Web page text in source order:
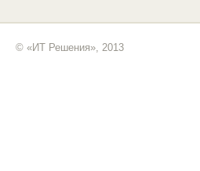
© «ИТ Решения», 2013